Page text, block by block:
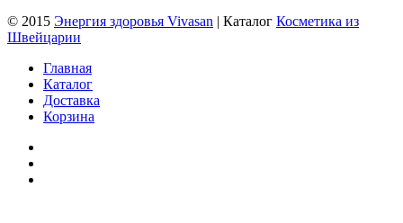
© 2015 Энергия здоровья Vivasan | Каталог Косметика из
Швейцарии
Главная
Каталог
Доставка
Корзина